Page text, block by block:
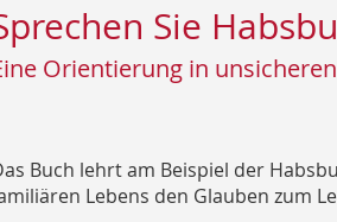
Sie
Orientierung in
Buch lehrt am Beispiel der
Lebens den Glauben zum